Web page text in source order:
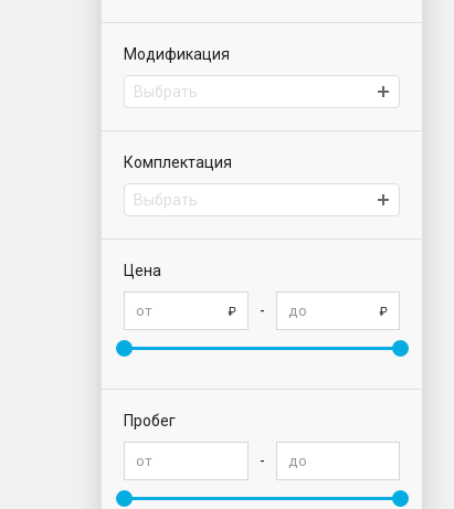
Модификация
Выбрать
Комплектация
Выбрать
Цена
-
Пробег
-